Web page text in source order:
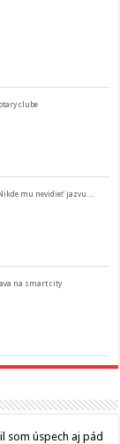
clube
mu nevidieť jazvu…
na smart city
som úspech aj pád